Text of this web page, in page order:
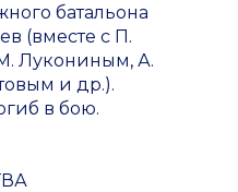
батальона
(вместе с П.
Лукониным, А.
и др.).
в бою.